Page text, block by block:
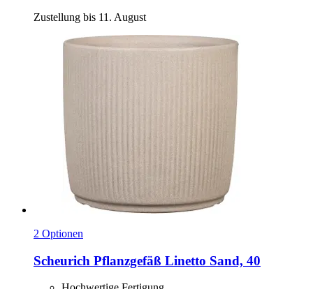
Zustellung bis 11. August
2 Optionen
Scheurich Pflanzgefäß Linetto Sand, 40